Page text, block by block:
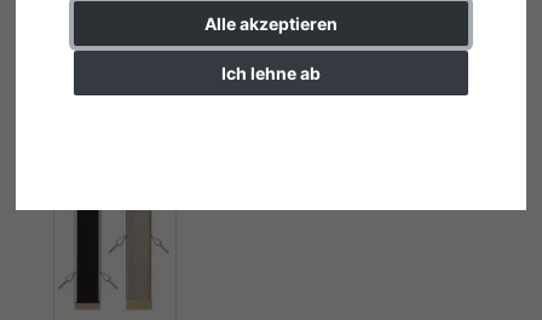
Alle akzeptieren
Ich lehne ab